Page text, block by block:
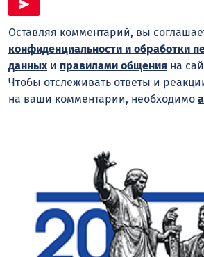
Оставляя комментарий, вы
конфиденциальности и обработки
данныхи правилами общения на
Чтобы отслеживать ответы и
на ваши комментарии, необходимо